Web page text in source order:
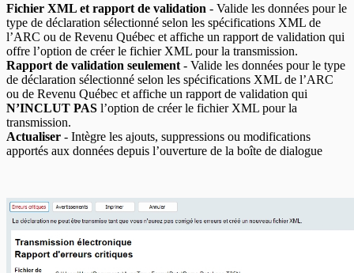
Fichier XML et rapport de validation - Valide les données pour le
type de déclaration sélectionné selon les spécifications XML de
l’ARC ou de Revenu Québec et affiche un rapport de validation qui
offre l’option de créer le fichier XML pour la transmission.
Rapport de validation seulement - Valide les données pour le type
de déclaration sélectionné selon les spécifications XML de l’ARC
ou de Revenu Québec et affiche un rapport de validation qui
N’INCLUT PAS l’option de créer le fichier XML pour la
transmission.
Actualiser - Intègre les ajouts, suppressions ou modifications
apportés aux données depuis l’ouverture de la boîte de dialogue